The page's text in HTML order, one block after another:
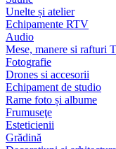
Unelte și atelier
Echipamente RTV
Audio
Mese, manere si rafturi
Fotografie
Drones si accesorii
Echipament de studio
Rame foto și albume
Frumuseţe
Esteticienii
Grădină